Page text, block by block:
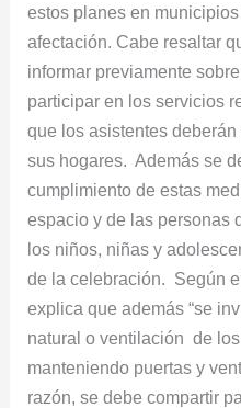
estos planes en
afectación. Cabe resaltar
informar previamente
participar en los servicios
que los asistentes
sus hogares. Además se
cumplimiento de estas
espacio y de las personas
los niños, niñas y
de la celebración. Según
explica que además “se
natural o ventilación de
manteniendo puertas y
razón, se debe compartir